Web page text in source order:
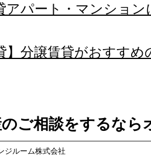
アパート・マンショ
】分譲賃貸がおすす
ご相談をするなら
ジルーム株式会社